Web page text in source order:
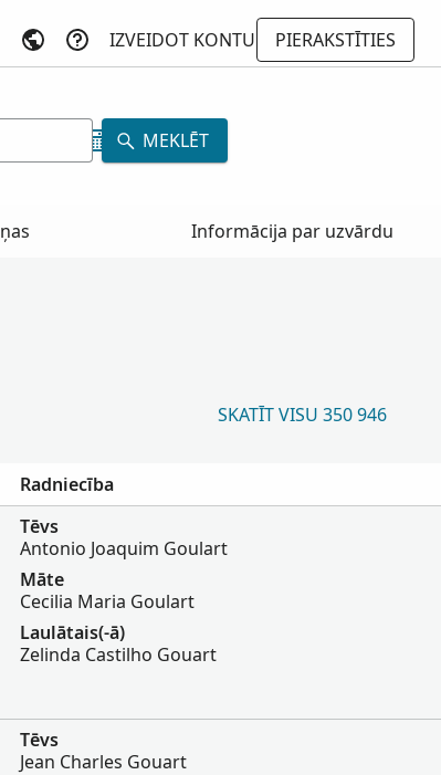
IZVEIDOT KONTU
PIERAKSTĪTIES
MEKLĒT
Informācija par uzvārdu
SKATĪT VISU 350 946
Radniecība
Tēvs
Antonio Joaquim Goulart
Māte
Cecilia Maria Goulart
Laulātais(-ā)
Zelinda Castilho Gouart
Tēvs
Jean Charles Gouart